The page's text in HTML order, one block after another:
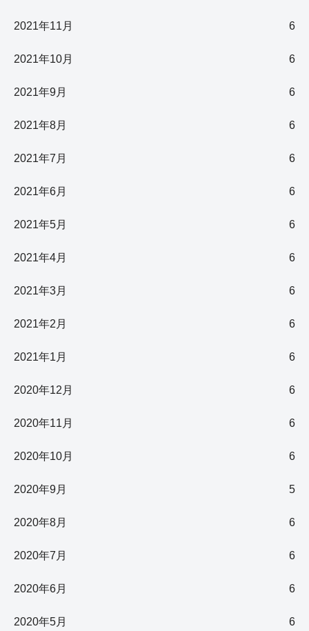
2021年11月 6
2021年10月 6
2021年9月 6
2021年8月 6
2021年7月 6
2021年6月 6
2021年5月 6
2021年4月 6
2021年3月 6
2021年2月 6
2021年1月 6
2020年12月 6
2020年11月 6
2020年10月 6
2020年9月 5
2020年8月 6
2020年7月 6
2020年6月 6
2020年5月 6